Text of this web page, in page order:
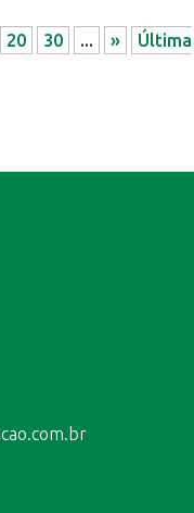
20 30 ... »
Última